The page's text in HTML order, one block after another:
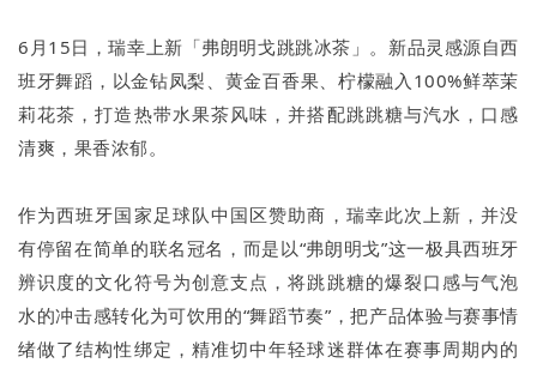
6月15日，瑞幸上新「弗朗明戈跳跳冰茶」。新品灵感源自西
班牙舞蹈，以金钻凤梨、黄金百香果、柠檬融入100%鲜萃茉
莉花茶，打造热带水果茶风味，并搭配跳跳糖与汽水，口感
清爽，果香浓郁。
作为西班牙国家足球队中国区赞助商，瑞幸此次上新，并没
有停留在简单的联名冠名，而是以“弗朗明戈”这一极具西班牙
辨识度的文化符号为创意支点，将跳跳糖的爆裂口感与气泡
水的冲击感转化为可饮用的“舞蹈节奏”，把产品体验与赛事情
绪做了结构性绑定，精准切中年轻球迷群体在赛事周期内的